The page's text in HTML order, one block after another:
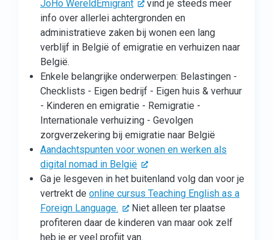
JoHo WereldEmigrant
vind je steeds meer
info over allerlei achtergronden en
administratieve zaken bij wonen een lang
verblijf in België of emigratie en verhuizen naar
België.
Enkele belangrijke onderwerpen: Belastingen -
Checklists - Eigen bedrijf - Eigen huis & verhuur
- Kinderen en emigratie - Remigratie -
Internationale verhuizing - Gevolgen
zorgverzekering bij emigratie naar België
Aandachtspunten voor wonen en werken als
digital nomad in België
Ga je lesgeven in het buitenland volg dan voor je
vertrekt de online cursus Teaching English as a
Foreign Language.
Niet alleen ter plaatse
profiteren daar de kinderen van maar ook zelf
heb je er veel profijt van.